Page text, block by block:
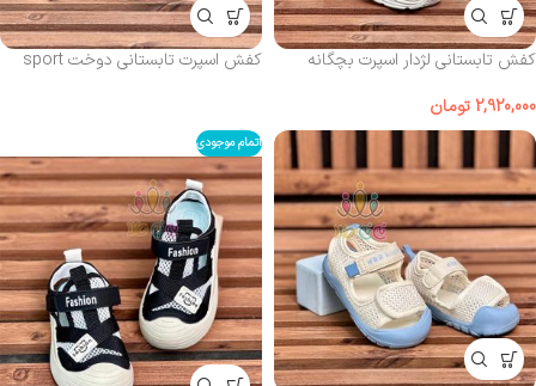
کفش تابستانی لژدار اسپرت بچگانه
2,920,000 تومان
کفش اسپرت تابستانی دوخت sport
اتمام موجودی